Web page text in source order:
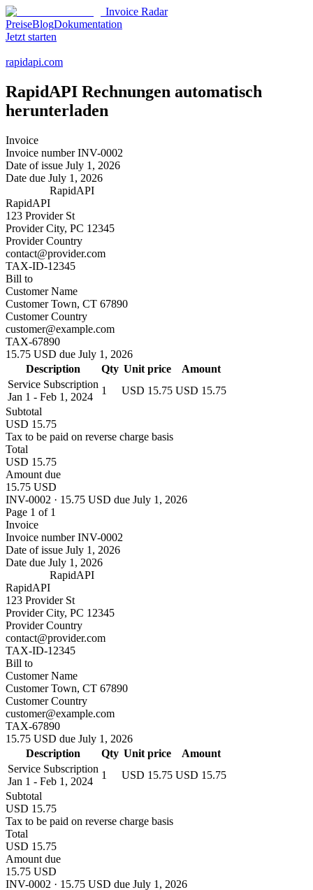
Invoice Radar
PreiseBlogDokumentation
Jetzt starten
rapidapi.com
RapidAPI Rechnungen automatisch
herunterladen
Invoice
Invoice numberINV-0002
Date of issue July 1, 2026
Date due July 1, 2026
RapidAPI
RapidAPI
123 Provider St
Provider City, PC 12345
Provider Country
contact@provider.com
TAX-ID-12345
Bill to
Customer Name
Customer Town, CT 67890
Customer Country
customer@example.com
TAX-67890
15.75 USD due July 1, 2026
Description
Qty Unit price
Amount
Service Subscription
Jan 1 - Feb 1, 2024
1 USD 15.75 USD 15.75
Subtotal
USD 15.75
Tax to be paid on reverse charge basis
Total
USD 15.75
Amount due
15.75 USD
INV-0002 · 15.75 USD due July 1, 2026
Page 1 of 1
Invoice
Invoice numberINV-0002
Date of issue July 1, 2026
Date due July 1, 2026
RapidAPI
RapidAPI
123 Provider St
Provider City, PC 12345
Provider Country
contact@provider.com
TAX-ID-12345
Bill to
Customer Name
Customer Town, CT 67890
Customer Country
customer@example.com
TAX-67890
15.75 USD due July 1, 2026
Description
Qty Unit price
Amount
Service Subscription
Jan 1 - Feb 1, 2024
1 USD 15.75 USD 15.75
Subtotal
USD 15.75
Tax to be paid on reverse charge basis
Total
USD 15.75
Amount due
15.75 USD
INV-0002 · 15.75 USD due July 1, 2026